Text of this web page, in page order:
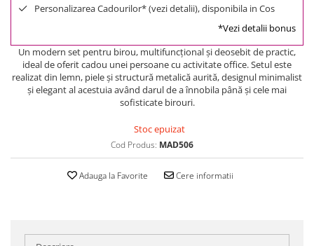
Personalizarea Cadourilor* (vezi detalii), disponibila in Cos
*Vezi detalii bonus
Un modern set pentru birou, multifuncţional şi deosebit de practic,
ideal de oferit cadou unei persoane cu activitate office. Setul este
realizat din lemn, piele şi structură metalică aurită, designul minimalist
şi elegant al acestuia având darul de a înnobila până şi cele mai
sofisticate birouri.
Stoc epuizat
Cod Produs: MAD506
Adauga la Favorite Cere informatii